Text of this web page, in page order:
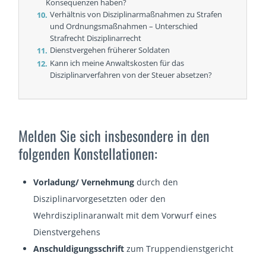
Konsequenzen haben?
Verhältnis von Disziplinarmaßnahmen zu Strafen
und Ordnungsmaßnahmen – Unterschied
Strafrecht Disziplinarrecht
Dienstvergehen früherer Soldaten
Kann ich meine Anwaltskosten für das
Disziplinarverfahren von der Steuer absetzen?
Melden Sie sich insbesondere in den
folgenden Konstellationen:
Vorladung/ Vernehmung durch den
Disziplinarvorgesetzten oder den
Wehrdisziplinaranwalt mit dem Vorwurf eines
Dienstvergehens
Anschuldigungsschriftzum Truppendienstgericht